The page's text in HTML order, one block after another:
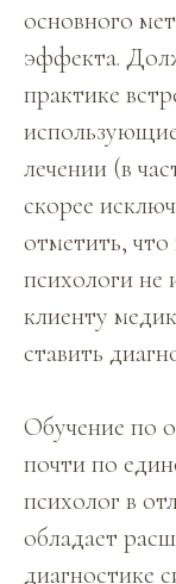
основного
эффекта.
практике
лечении (в
скорее
отметить,
психологи не
клиенту
ставить
Обучение по
почти по
психолог в
обладает
диагностике